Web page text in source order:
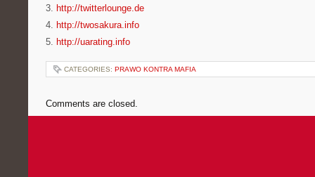
3. http://twitterlounge.de
4. http://twosakura.info
5. http://uarating.info
CATEGORIES: PRAWO KONTRA MAFIA
Comments are closed.